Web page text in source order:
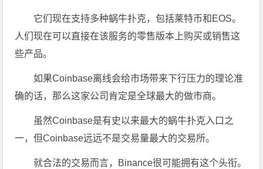
它们现在支持多种蜗牛扑克，包括莱特币和EOS。
人们现在可以直接在该服务的零售版本上购买或销售这
些产品。
如果Coinbase离线会给市场带来下行压力的理论准
确的话，那么这家公司肯定是全球最大的做市商。
虽然Coinbase是有史以来最大的蜗牛扑克入口之
一，但Coinbase远远不是交易量最大的交易所。
就合法的交易而言，Binance很可能拥有这个头衔。